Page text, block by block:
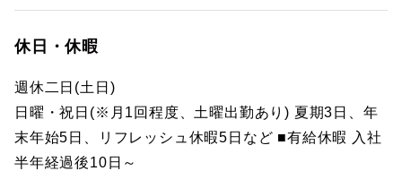
休日・休暇
週休二日(土日)
日曜・祝日(※月1回程度、土曜出勤あり) 夏期3日、年
末年始5日、リフレッシュ休暇5日など ■有給休暇 入社
半年経過後10日～